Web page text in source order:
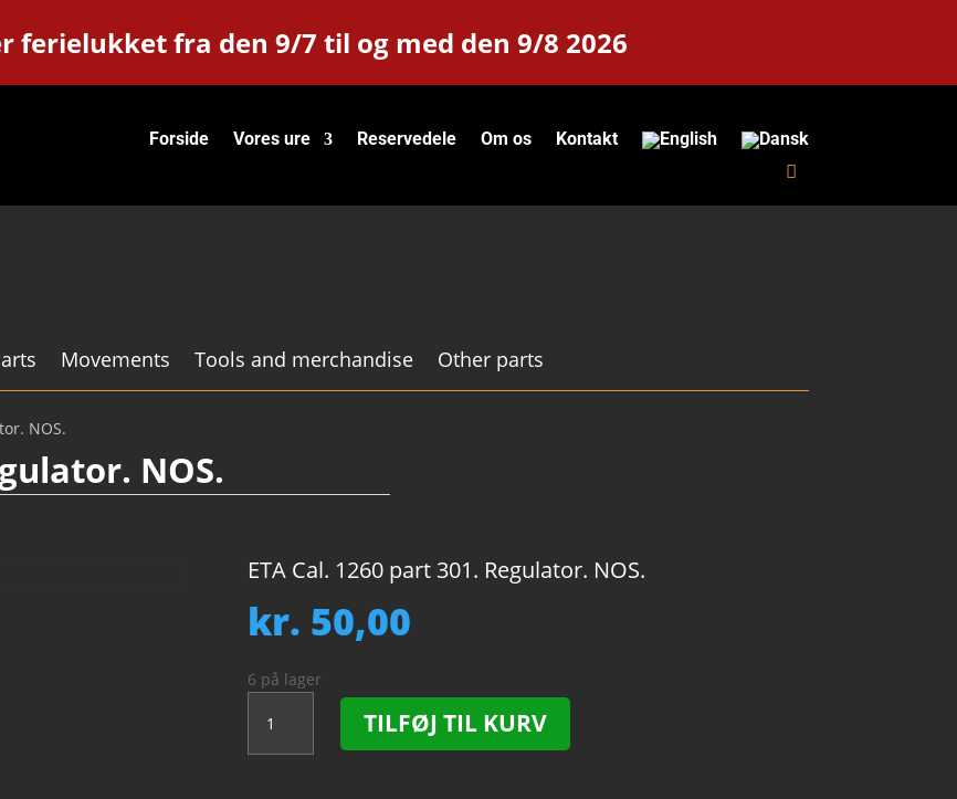
ferielukket fra den 9/7 til og med den 9/8 2026
Forside Vores ure Reservedele Om os Kontakt
Movements Tools and merchandise Other parts
NOS.
NOS.
ETA Cal. 1260 part 301. Regulator. NOS.
kr. 50,00
6 på lager
Cal.
1260
TILFØJ TIL KURV